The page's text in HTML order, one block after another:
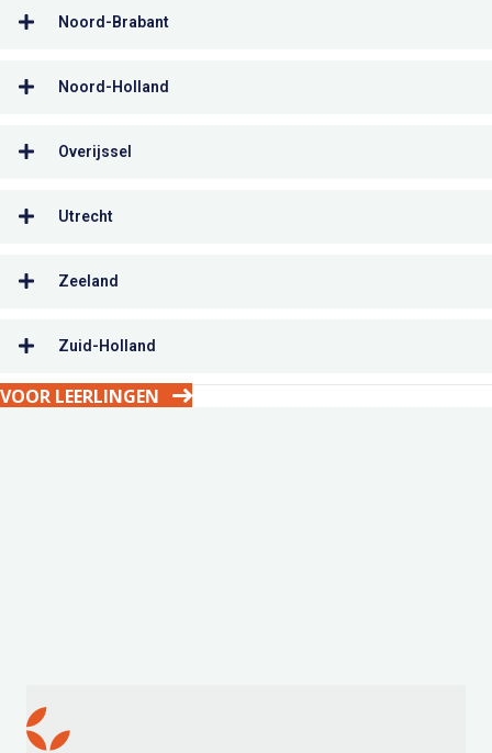
Noord-Brabant
Noord-Holland
Overijssel
Utrecht
Zeeland
Zuid-Holland
VOOR LEERLINGEN